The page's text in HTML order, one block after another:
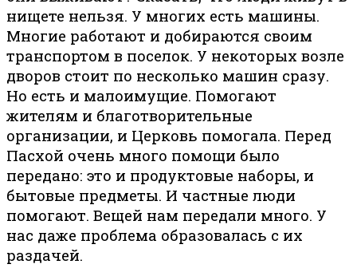
нищете нельзя. У многих есть машины.
Многие работают и добираются своим
транспортом в поселок. У некоторых возле
дворов стоит по несколько машин сразу.
Но есть и малоимущие. Помогают
жителям и благотворительные
организации, и Церковь помогала. Перед
Пасхой очень много помощи было
передано: это и продуктовые наборы, и
бытовые предметы. И частные люди
помогают. Вещей нам передали много. У
нас даже проблема образовалась с их
раздачей.